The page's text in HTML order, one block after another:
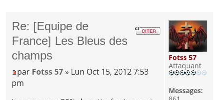
Re: [Equipe de
France] Les Bleus des
champs
par Fotss 57 » Lun Oct 15, 2012 7:53
pm
Fotss 57
Attaquant
Messages: